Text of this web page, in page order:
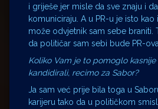
i griješe jer misle da sve znaju i
komuniciraju. A u PR-u je isto
može odvjetnik sam sebe braniti.
da političar sam sebi bude PR-
Koliko Vam je to pomoglo
kandidirali, recimo za Sabor?
Ja sam već prije bila toga u
karijeru tako da u političkom